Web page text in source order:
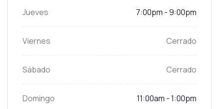
Jueves 7:00pm - 9:00pm
Viernes Cerrado
Sábado Cerrado
Domingo 11:00am - 1:00pm